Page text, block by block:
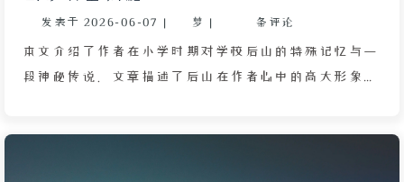
发表于 2026-06-07 | 梦 | 条评论
本文介绍了作者在小学时期对学校后山的特殊记忆与一
段神秘传说。文章描述了后山在作者心中的高大形象，